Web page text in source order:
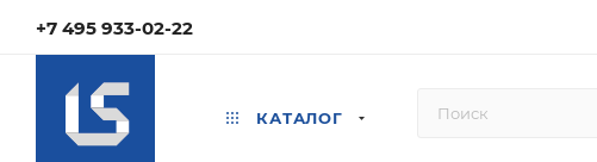
+7 495 933-02-22
КАТАЛОГ